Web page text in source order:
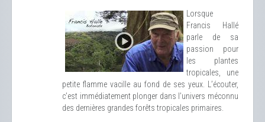
Lorsque
Francis Hallé
parle de sa
passion pour
les plantes
tropicales, une
petite flamme vacille au fond de ses yeux. L’écouter,
c’est immédiatement plonger dans l’univers méconnu
des dernières grandes forêts tropicales primaires.